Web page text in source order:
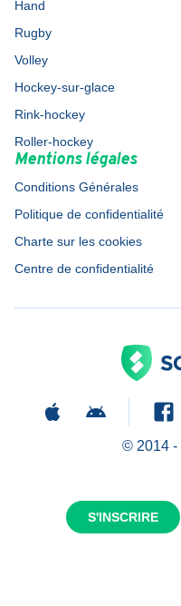
S'INSCRIRE
Hand
Rugby
Volley
Hockey-sur-glace
Rink-hockey
Roller-hockey
Mentions légales
Conditions Générales
Politique de confidentialité
Charte sur les cookies
Centre de confidentialité
© 2014 -